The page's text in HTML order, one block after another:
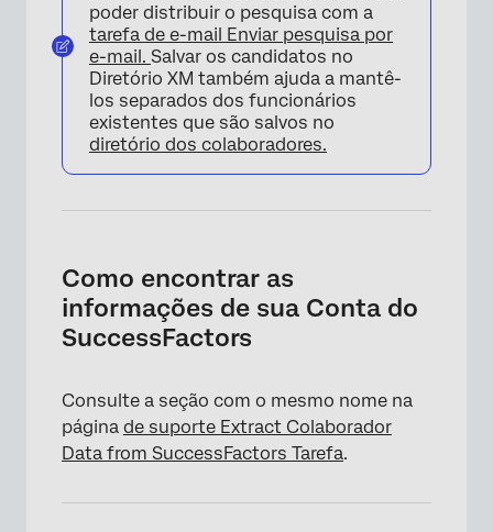
poder distribuir o pesquisa com a
tarefa de e-mail Enviar pesquisa por
e-mail. Salvar os candidatos no
Diretório XM também ajuda a mantê-
los separados dos funcionários
existentes que são salvos no
diretório dos colaboradores.
Como encontrar as
informações de sua Conta do
SuccessFactors
Consulte a seção com o mesmo nome na
página de suporte Extract Colaborador
Data from SuccessFactors Tarefa.